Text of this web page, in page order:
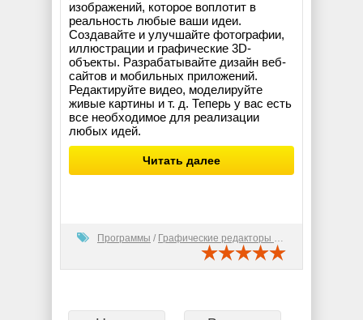
изображений, которое воплотит в
реальность любые ваши идеи.
Создавайте и улучшайте фотографии,
иллюстрации и графические 3D-
объекты. Разрабатывайте дизайн веб-
сайтов и мобильных приложений.
Редактируйте видео, моделируйте
живые картины и т. д. Теперь у вас есть
все необходимое для реализации
любых идей.
Читать далее
Программы / Графические редакторы (2D)